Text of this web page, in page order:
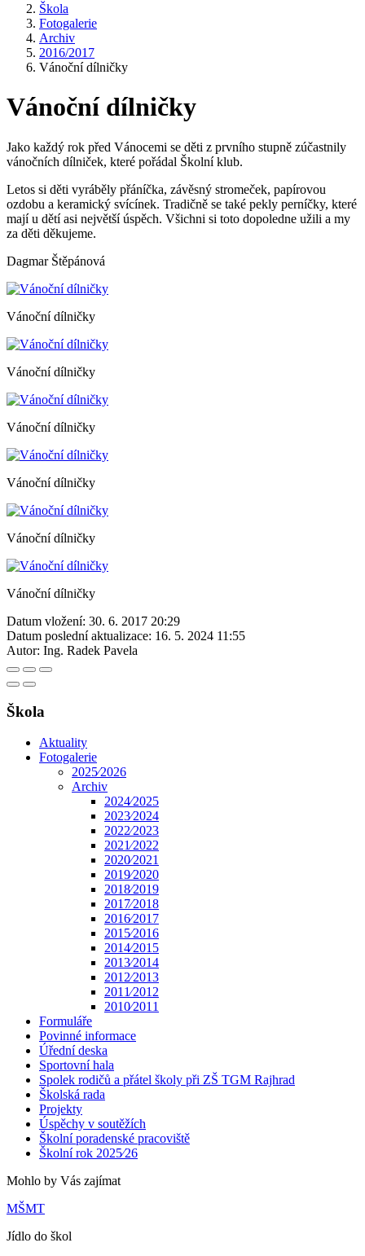
Škola
Fotogalerie
Archiv
2016/2017
Vánoční dílničky
Vánoční dílničky
Jako každý rok před Vánocemi se děti z prvního stupně zúčastnily
vánočních dílniček, které pořádal Školní klub.
Letos si děti vyráběly přáníčka, závěsný stromeček, papírovou
ozdobu a keramický svícínek. Tradičně se také pekly perníčky, které
mají u dětí asi největší úspěch. Všichni si toto dopoledne užili a my
za děti děkujeme.
Dagmar Štěpánová
Vánoční dílničky
Vánoční dílničky
Vánoční dílničky
Vánoční dílničky
Vánoční dílničky
Vánoční dílničky
Datum vložení: 30. 6. 2017 20:29
Datum poslední aktualizace: 16. 5. 2024 11:55
Autor: Ing. Radek Pavela
Škola
Aktuality
Fotogalerie
2025⁄2026
Archiv
2024⁄2025
2023⁄2024
2022⁄2023
2021⁄2022
2020⁄2021
2019⁄2020
2018⁄2019
2017⁄2018
2016⁄2017
2015⁄2016
2014⁄2015
2013⁄2014
2012⁄2013
2011⁄2012
2010⁄2011
Formuláře
Povinné informace
Úřední deska
Sportovní hala
Spolek rodičů a přátel školy při ZŠ TGM Rajhrad
Školská rada
Projekty
Úspěchy v soutěžích
Školní poradenské pracoviště
Školní rok 2025⁄26
Mohlo by Vás zajímat
MŠMT
Jídlo do škol